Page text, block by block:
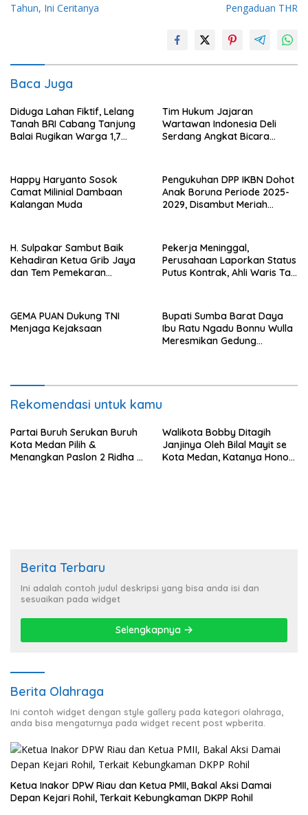
Tahun, Ini Ceritanya
Pengaduan THR
Baca Juga
Diduga Lahan Fiktif, Lelang
Tanah BRI Cabang Tanjung
Balai Rugikan Warga 1,7
Tim Hukum Jajaran
Wartawan Indonesia Deli
Serdang Angkat Bicara
Happy Haryanto Sosok
Camat Milinial Dambaan
Kalangan Muda
Pengukuhan DPP IKBN Dohot
Anak Boruna Periode 2025-
2029, Disambut Meriah
H. Sulpakar Sambut Baik
Kehadiran Ketua Grib Jaya
dan Tem Pemekaran
Pekerja Meninggal,
Perusahaan Laporkan Status
Putus Kontrak, Ahli Waris Tak
GEMA PUAN Dukung TNI
Menjaga Kejaksaan
Bupati Sumba Barat Daya
Ibu Ratu Ngadu Bonnu Wulla
Meresmikan Gedung
Rekomendasi untuk kamu
Partai Buruh Serukan Buruh
Kota Medan Pilih &
Menangkan Paslon 2 Ridha –
Walikota Bobby Ditagih
Janjinya Oleh Bilal Mayit se
Kota Medan, Katanya Honor
Berita Terbaru
Ini adalah contoh judul deskripsi yang bisa anda isi dan
sesuaikan pada widget
Selengkapnya
Berita Olahraga
Ini contoh widget dengan style gallery pada kategori olahraga,
anda bisa mengaturnya pada widget recent post wpberita.
Ketua Inakor DPW Riau dan Ketua PMII, Bakal Aksi Damai
Depan Kejari Rohil, Terkait Kebungkaman DKPP Rohil